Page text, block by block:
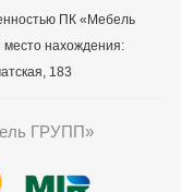
ПК «Мебель
нахождения:
183
ГРУПП»